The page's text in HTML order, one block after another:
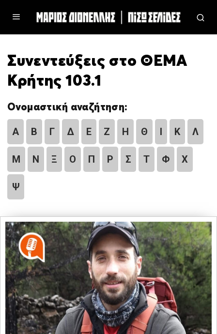
Συνεντεύξεις στο ΘΕΜΑ
Κρήτης 103.1
Ονομαστική αναζήτηση:
Α Β Γ Δ Ε Ζ Η Θ Ι Κ Λ
Μ Ν Ξ Ο Π Ρ Σ Τ Φ Χ
Ψ